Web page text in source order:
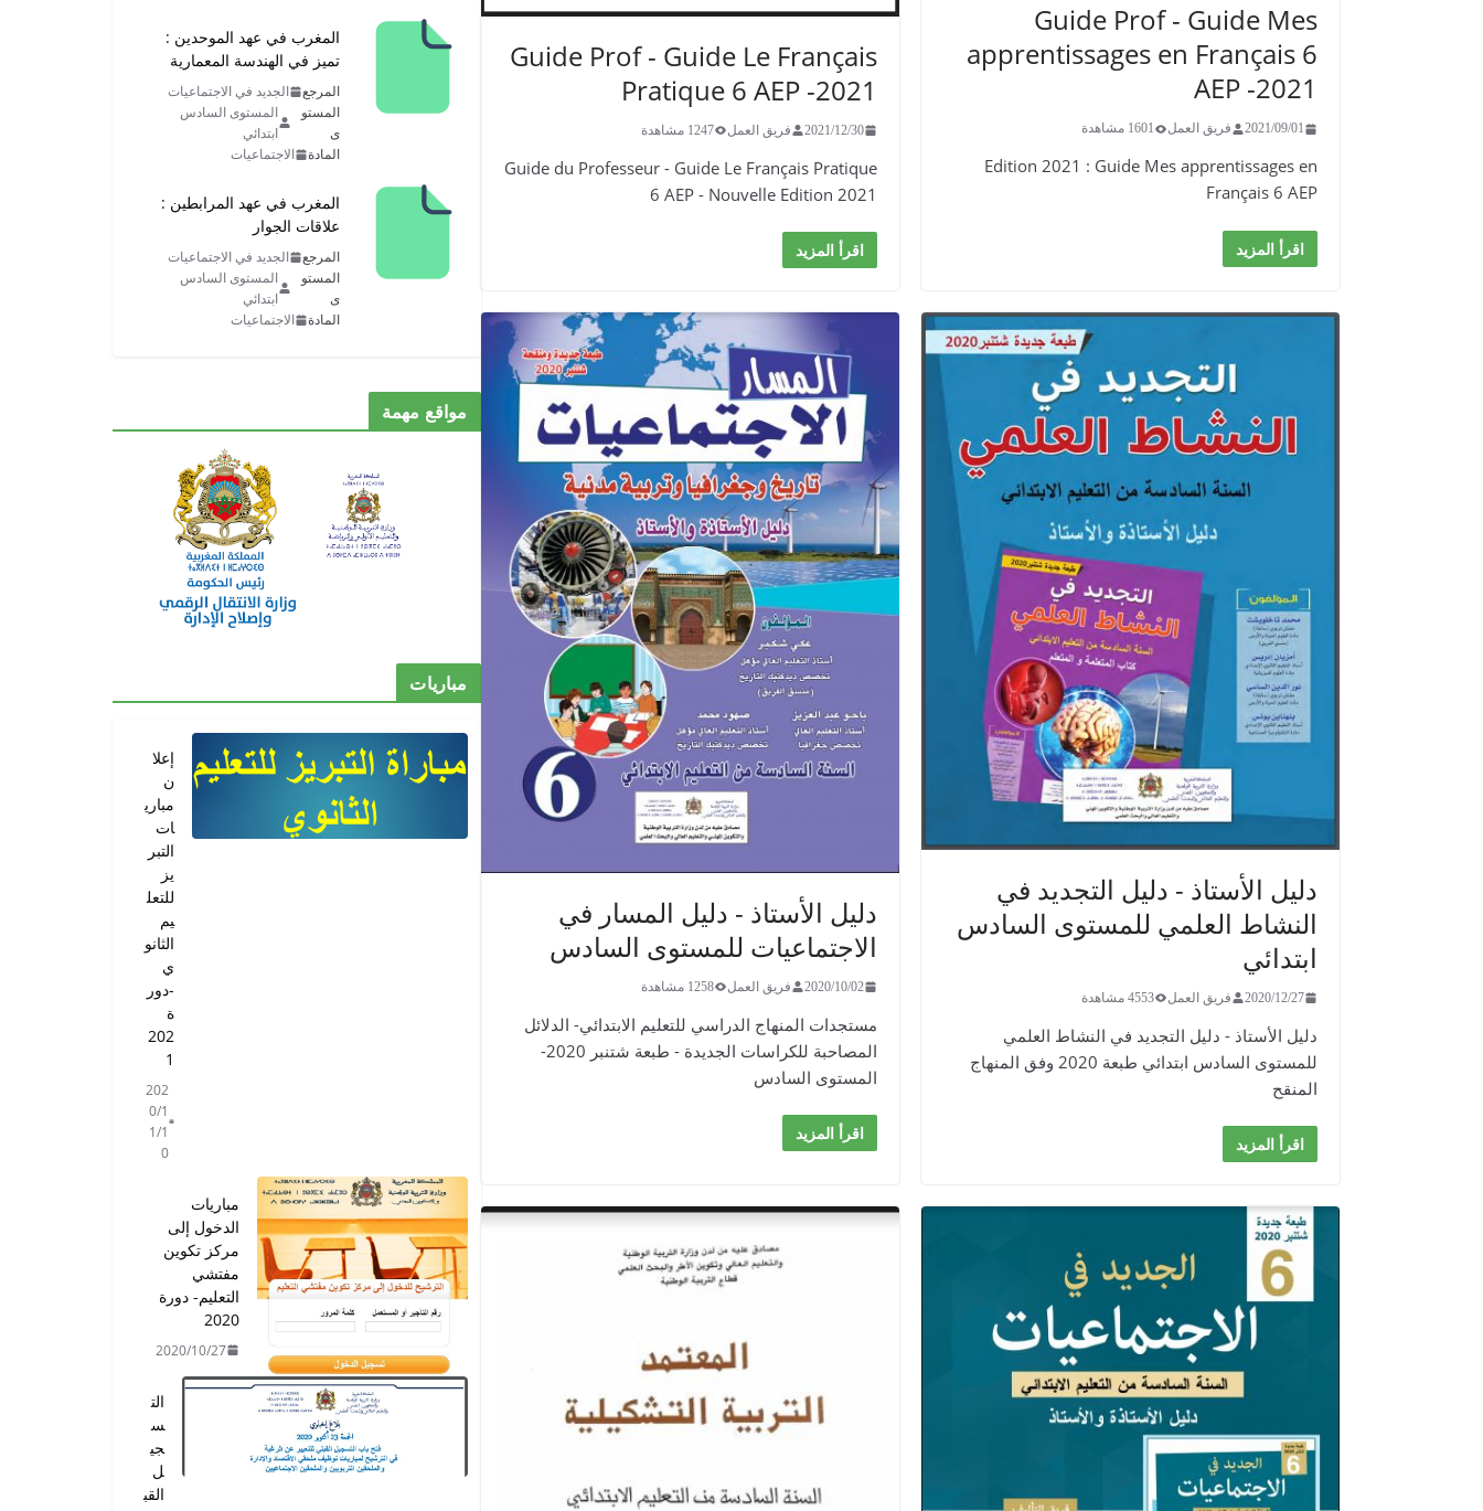
​Guide Prof - ​​​Guide Mes
apprentissages en Français 6
AEP -2021
2021/09/01 فريق العمل 1601 مشاهدة
Edition 2021 : ​Guide Mes apprentissages en
Français 6 AEP
اقرأ المزيد
​Guide Prof - ​​​Guide Le Français
Pratique 6 AEP -2021
2021/12/30 فريق العمل 1247 مشاهدة
​Guide du Professeur - ​​​Guide Le Français Pratique
6 AEP - Nouvelle Edition 2021
اقرأ المزيد
دليل الأستاذ - دليل التجديد في
النشاط العلمي للمستوى السادس
ابتدائي
2020/12/27 فريق العمل 4553 مشاهدة
دليل الأستاذ - دليل التجديد في النشاط العلمي
للمستوى السادس ابتدائي طبعة 2020 وفق المنهاج
المنقح
اقرأ المزيد
دليل الأستاذ - دليل المسار في
الاجتماعيات للمستوى السادس
2020/10/02 فريق العمل 1258 مشاهدة
مستجدات المنهاج الدراسي للتعليم الابتدائي- الدلائل
المصاحبة للكراسات الجديدة - طبعة شتنبر 2020-
المستوى السادس
اقرأ المزيد
المغرب في عهد الموحدين :
تميز في الهندسة المعمارية
المرجع
الجديد في الاجتماعيات
المستو
ى
المستوى السادس
ابتدائي
المادة
الاجتماعيات
المغرب في عهد المرابطين :
علاقات الجوار
المرجع
الجديد في الاجتماعيات
المستو
ى
المستوى السادس
ابتدائي
المادة
الاجتماعيات
مواقع مهمة
مباريات
إعلا
ن
مباري
ات
التبر
يز
للتعل
يم
الثانو
ي
-دور
ة
202
1
202
0/1
1/1
0
مباريات
الدخول إلى
مركز تكوين
مفتشي
التعليم- دورة
2020
2020/10/27
الت
س
جي
ل
القب